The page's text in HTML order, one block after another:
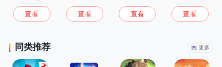
查看 查看 查看 查看
同类推荐 更多